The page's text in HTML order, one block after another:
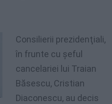
Consilierii prezidenţiali,
în frunte cu şeful
cancelariei lui Traian
Băsescu, Cristian
Diaconescu, au decis